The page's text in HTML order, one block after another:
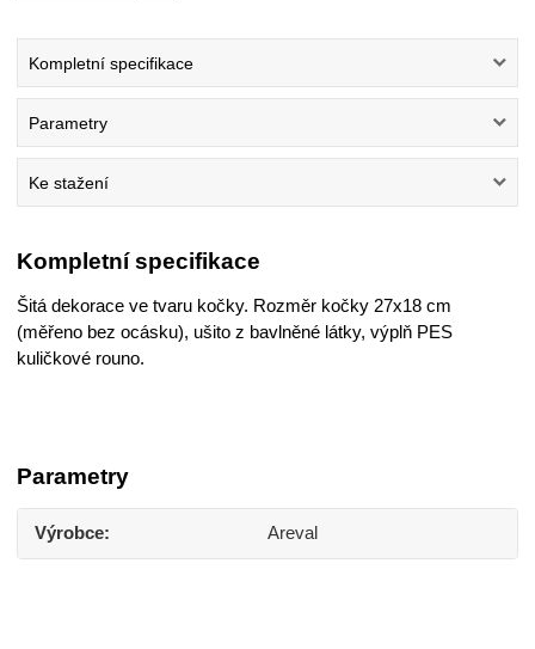
Kompletní specifikace
Parametry
Ke stažení
Kompletní specifikace
Šitá dekorace ve tvaru kočky. Rozměr kočky 27x18 cm
(měřeno bez ocásku), ušito z bavlněné látky, výplň PES
kuličkové rouno.
Parametry
Výrobce Areval